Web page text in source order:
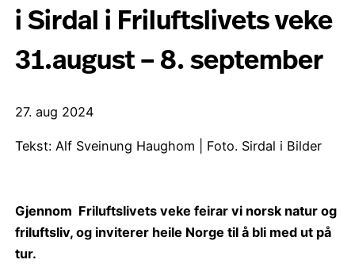
i Sirdal i Friluftslivets veke
31.august – 8. september
27. aug 2024
Tekst: Alf Sveinung Haughom | Foto. Sirdal i Bilder
Gjennom Friluftslivets veke feirar vi norsk natur og
friluftsliv, og inviterer heile Norge til å bli med ut på
tur.